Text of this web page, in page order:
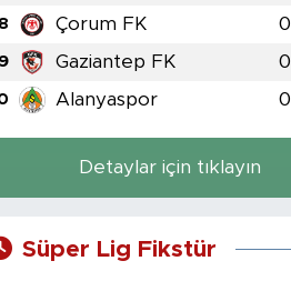
8 Çorum FK 0
9 Gaziantep FK 0
Alanyaspor 0
Detaylar için tıklayın
Süper Lig Fikstür